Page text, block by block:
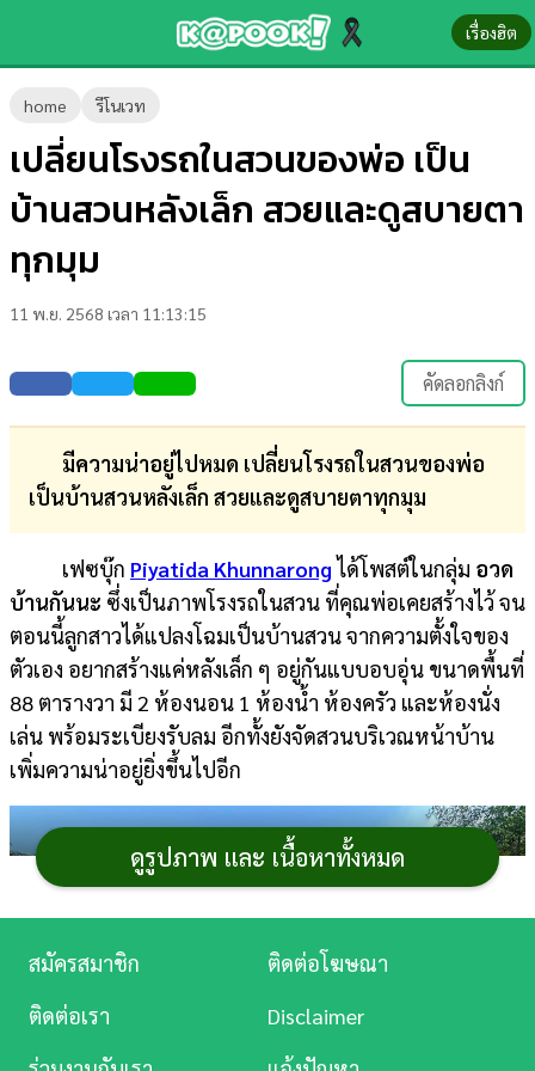
เรื่องฮิต
home รีโนเวท
เปลี่ยนโรงรถในสวนของพ่อ เป็น
บ้านสวนหลังเล็ก สวยและดูสบายตา
ทุกมุม
11 พ.ย. 2568 เวลา 11:13:15
คัดลอกลิงก์
มีความน่าอยู่ไปหมด เปลี่ยนโรงรถในสวนของพ่อ
เป็นบ้านสวนหลังเล็ก สวยและดูสบายตาทุกมุม
เฟซบุ๊ก Piyatida Khunnarong ได้โพสต์ในกลุ่ม อวด
บ้านกันนะ ซึ่งเป็นภาพโรงรถในสวน ที่คุณพ่อเคยสร้างไว้ จน
ตอนนี้ลูกสาวได้แปลงโฉมเป็นบ้านสวน จากความตั้งใจของ
ตัวเอง อยากสร้างแค่หลังเล็ก ๆ อยู่กันแบบอบอุ่น ขนาดพื้นที่
88 ตารางวา มี 2 ห้องนอน 1 ห้องน้ำ ห้องครัว และห้องนั่ง
เล่น พร้อมระเบียงรับลม อีกทั้งยังจัดสวนบริเวณหน้าบ้าน
เพิ่มความน่าอยู่ยิ่งขึ้นไปอีก
ดูรูปภาพ และ เนื้อหาทั้งหมด
ข่าว-
ความ
รู้
ข่าว
บันเทิง
ตรวจ
หวย
บอล
การ
เงิน
การ
ศึกษา
บันเทิง
ดู
หนัง
สมัครสมาชิก
ติดต่อโฆษณา
ติดต่อเรา
Disclaimer